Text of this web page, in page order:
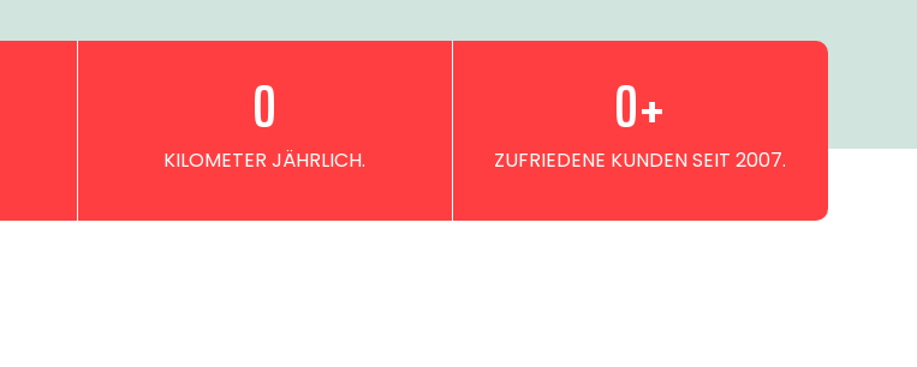
KILOMETER JÄHRLICH.
0
ZUFRIEDENE KUNDEN SEIT 2007.
0+